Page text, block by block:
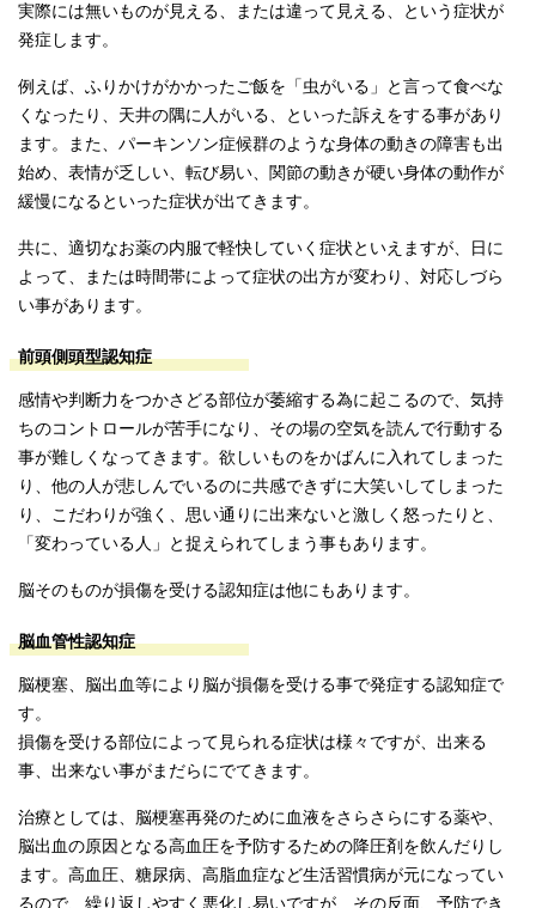
実際には無いものが見える、または違って見える、という症状が
発症します。
例えば、ふりかけがかかったご飯を「虫がいる」と言って食べな
くなったり、天井の隅に人がいる、といった訴えをする事があり
ます。また、パーキンソン症候群のような身体の動きの障害も出
始め、表情が乏しい、転び易い、関節の動きが硬い身体の動作が
緩慢になるといった症状が出てきます。
共に、適切なお薬の内服で軽快していく症状といえますが、日に
よって、または時間帯によって症状の出方が変わり、対応しづら
い事があります。
前頭側頭型認知症
感情や判断力をつかさどる部位が萎縮する為に起こるので、気持
ちのコントロールが苦手になり、その場の空気を読んで行動する
事が難しくなってきます。欲しいものをかばんに入れてしまった
り、他の人が悲しんでいるのに共感できずに大笑いしてしまった
り、こだわりが強く、思い通りに出来ないと激しく怒ったりと、
「変わっている人」と捉えられてしまう事もあります。
脳そのものが損傷を受ける認知症は他にもあります。
脳血管性認知症
脳梗塞、脳出血等により脳が損傷を受ける事で発症する認知症で
す。
損傷を受ける部位によって見られる症状は様々ですが、出来る
事、出来ない事がまだらにでてきます。
治療としては、脳梗塞再発のために血液をさらさらにする薬や、
脳出血の原因となる高血圧を予防するための降圧剤を飲んだりし
ます。高血圧、糖尿病、高脂血症など生活習慣病が元になってい
るので、繰り返しやすく悪化し易いですが、その反面、予防でき